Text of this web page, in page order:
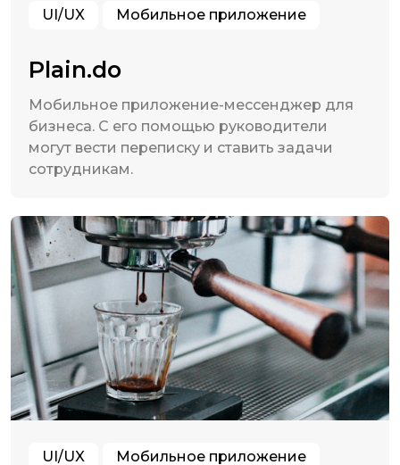
UI/UX Мобильное приложение
Plain.do
Мобильное приложение-мессенджер для
бизнеса. С его помощью руководители
могут вести переписку и ставить задачи
сотрудникам.
UI/UX Мобильное приложение